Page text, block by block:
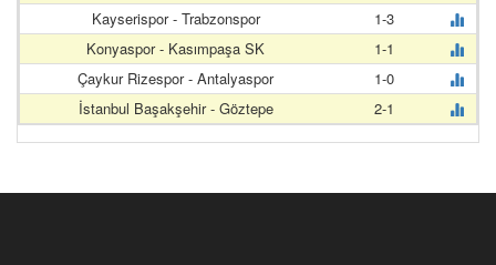
Kayserispor - Trabzonspor
1-3
Konyaspor - Kasımpaşa SK
1-1
Çaykur Rizespor - Antalyaspor
1-0
İstanbul Başakşehir - Göztepe
2-1